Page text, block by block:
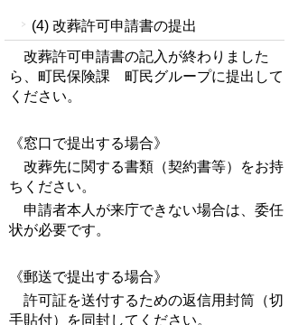
(4) 改葬許可申請書の提出
改葬許可申請書の記入が終わりました
ら、町民保険課 町民グループに提出して
ください。
《窓口で提出する場合》
改葬先に関する書類（契約書等）をお持
ちください。
申請者本人が来庁できない場合は、委任
状が必要です。
《郵送で提出する場合》
許可証を送付するための返信用封筒（切
手貼付）を同封してください。